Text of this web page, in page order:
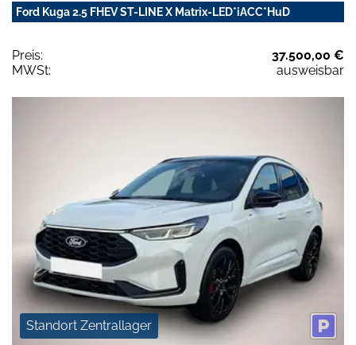
Ford Kuga 2.5 FHEV ST-LINE X Matrix-LED*iACC*HuD
Preis:
37.500,00 €
MWSt:
ausweisbar
Standort Zentrallager